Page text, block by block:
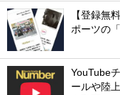
【登録無
ポーツの
YouTube
ールや陸